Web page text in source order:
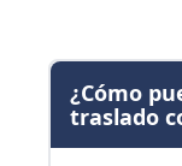
¿Cómo
traslado